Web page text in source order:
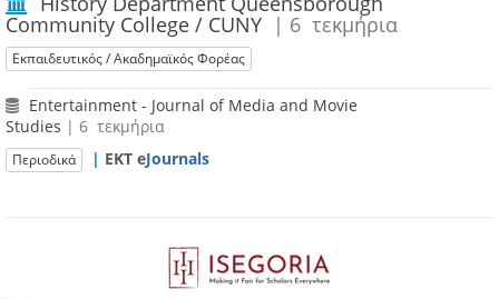
Community College / CUNY | 6 τεκμήρια
Εκπαιδευτικός / Ακαδημαϊκός Φορέας
Entertainment - Journal of Media and Movie
Studies | 6 τεκμήρια
Περιοδικά | ΕΚΤ eJournals